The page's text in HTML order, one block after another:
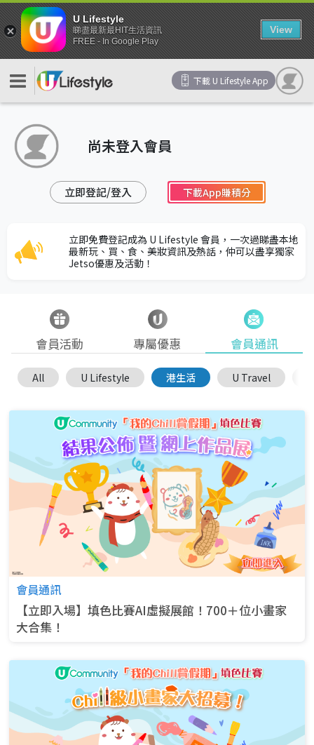
下載 U Lifestyle App
尚未登入會員
立即登記/登入 下載App賺積分
立即免費登記成為 U Lifestyle 會員，一次過睇盡本地
最新玩、買、食、美妝資訊及熱話，仲可以盡享獨家
Jetso優惠及活動！
會員活動 專屬優惠 會員通訊
All U Lifestyle 港生活 U Travel
會員通訊
【立即入場】填色比賽AI虛擬展館！700＋位小畫家
大合集！
U Lifestyle
睇盡最新最HIT生活資訊
FREE - In Google Play
View